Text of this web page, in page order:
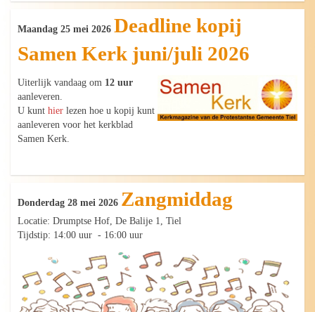
Maandag 25 mei 2026 Deadline kopij
Samen Kerk juni/juli 2026
Uiterlijk vandaag om 12 uur
aanleveren.
U kunthier lezen hoe u kopij kunt
aanleveren voor het kerkblad
Samen Kerk.
Donderdag 28 mei 2026 Zangmiddag
Locatie: Drumptse Hof, De Balije 1, Tiel
Tijdstip: 14:00 uur - 16:00 uur